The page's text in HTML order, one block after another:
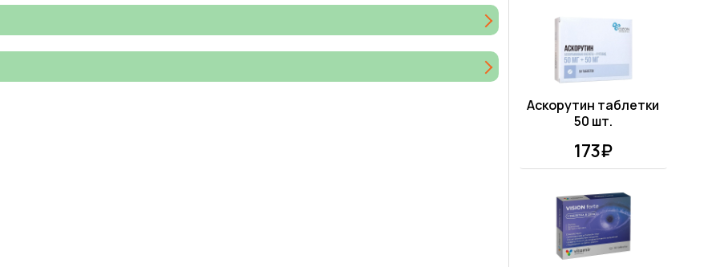
Аскорутин таблетки
50 шт.
173₽